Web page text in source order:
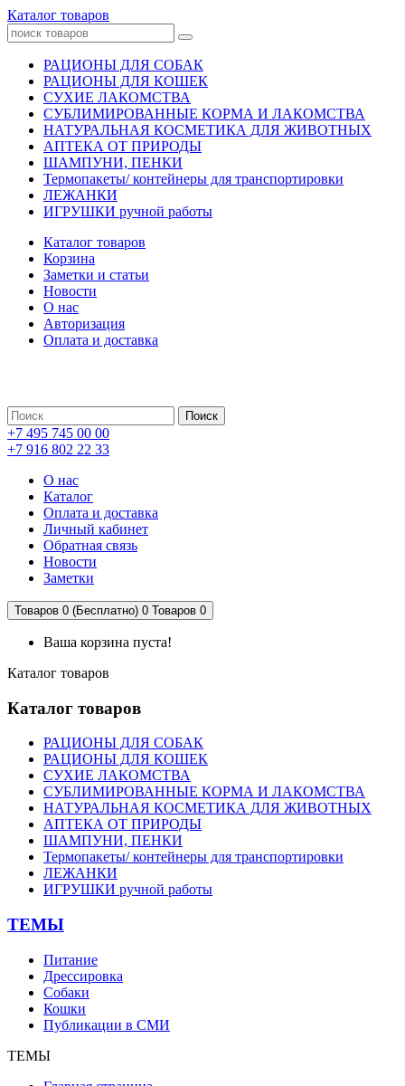
Каталог товаров
РАЦИОНЫ ДЛЯ СОБАК
РАЦИОНЫ ДЛЯ КОШЕК
СУХИЕ ЛАКОМСТВА
СУБЛИМИРОВАННЫЕ КОРМА И ЛАКОМСТВА
НАТУРАЛЬНАЯ КОСМЕТИКА ДЛЯ ЖИВОТНЫХ
АПТЕКА ОТ ПРИРОДЫ
ШАМПУНИ, ПЕНКИ
Термопакеты/ контейнеры для транспортировки
ЛЕЖАНКИ
ИГРУШКИ ручной работы
Каталог товаров
Корзина
Заметки и статьи
Новости
О нас
Авторизация
Оплата и доставка
Поиск
+7 495 745 00 00
+7 916 802 22 33
О нас
Каталог
Оплата и доставка
Личный кабинет
Обратная связь
Новости
Заметки
Товаров 0 (Бесплатно) 0 Товаров 0
Ваша корзина пуста!
Каталог товаров
Каталог товаров
РАЦИОНЫ ДЛЯ СОБАК
РАЦИОНЫ ДЛЯ КОШЕК
СУХИЕ ЛАКОМСТВА
СУБЛИМИРОВАННЫЕ КОРМА И ЛАКОМСТВА
НАТУРАЛЬНАЯ КОСМЕТИКА ДЛЯ ЖИВОТНЫХ
АПТЕКА ОТ ПРИРОДЫ
ШАМПУНИ, ПЕНКИ
Термопакеты/ контейнеры для транспортировки
ЛЕЖАНКИ
ИГРУШКИ ручной работы
ТЕМЫ
Питание
Дрессировка
Собаки
Кошки
Публикации в СМИ
ТЕМЫ